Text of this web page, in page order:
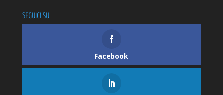
SEGUICI SU
Facebook